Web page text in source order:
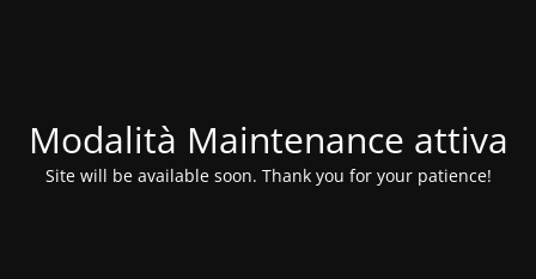
Modalità Maintenance attiva
Site will be available soon. Thank you for your patience!